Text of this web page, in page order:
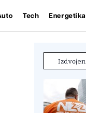
Tech Energetika